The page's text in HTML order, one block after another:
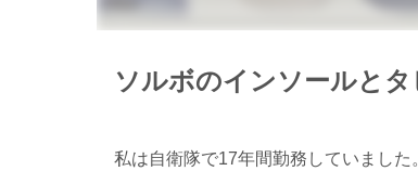
ソルボのインソールと
私は自衛隊で17年間勤務していました